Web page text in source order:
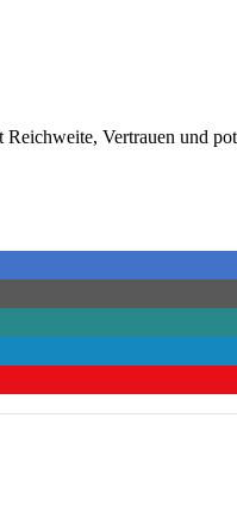
Vertrauen und